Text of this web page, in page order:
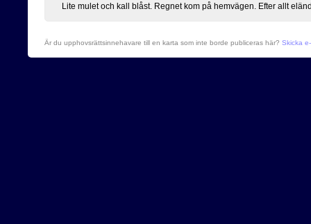
Lite mulet och kall blåst. Regnet kom på hemvägen. Efter allt
Är du upphovsrättsinnehavare till en karta som inte borde publiceras här? Skicka